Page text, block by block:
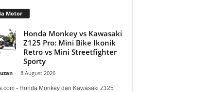
Motor
Honda Monkey vs Kawasaki
Z125 Pro: Mini Bike Ikonik
Retro vs Mini Streetfighter
Sporty
8 August 2026
- Honda Monkey dan Kawasaki Z125